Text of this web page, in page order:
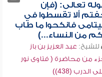
تعالى: (فإن
ألا تقسطوا في
فانكحوا ما طاب
من النساء...)
للشيخ: عبد العزيز بن باز
من محاضرة ( فتاوى نور
الدرب (438))